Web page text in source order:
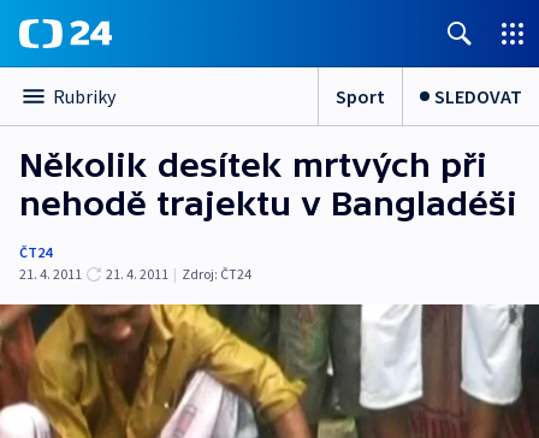
Rubriky Sport SLEDOVAT
Několik desítek mrtvých při
nehodě trajektu v Bangladéši
ČT24
21. 4. 2011
21. 4. 2011 | Zdroj: ČT24